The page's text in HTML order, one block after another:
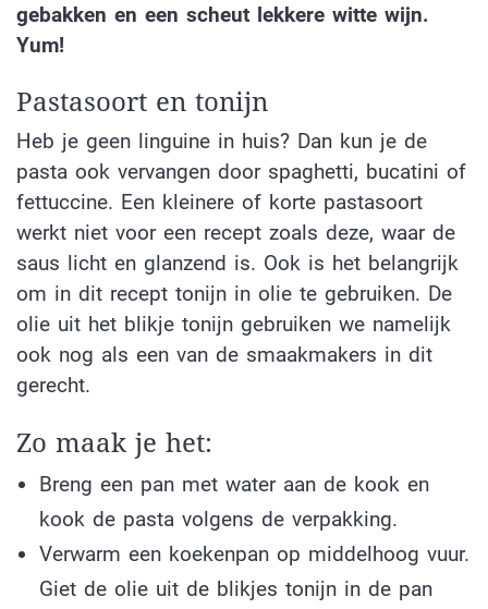
gebakken en een scheut lekkere witte wijn.
Yum!
Pastasoort en tonijn
Heb je geen linguine in huis? Dan kun je de
pasta ook vervangen door spaghetti, bucatini of
fettuccine. Een kleinere of korte pastasoort
werkt niet voor een recept zoals deze, waar de
saus licht en glanzend is. Ook is het belangrijk
om in dit recept tonijn in olie te gebruiken. De
olie uit het blikje tonijn gebruiken we namelijk
ook nog als een van de smaakmakers in dit
gerecht.
Zo maak je het:
Breng een pan met water aan de kook en
kook de pasta volgens de verpakking.
Verwarm een koekenpan op middelhoog vuur.
Giet de olie uit de blikjes tonijn in de pan